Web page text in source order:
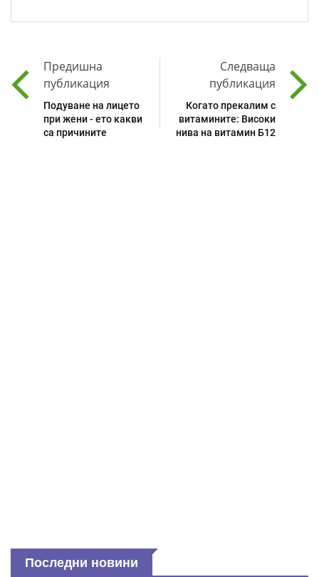
Предишна
публикация
Подуване на лицето
при жени - ето какви
са причините
Следваща
публикация
Когато прекалим с
витамините: Високи
нива на витамин Б12
Последни новини